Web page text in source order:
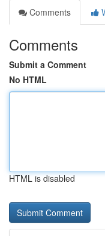
Comments
Comments
Submit a Comment
No HTML
HTML is disabled